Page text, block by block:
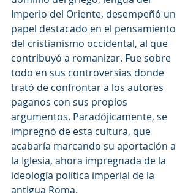
Imperio del Oriente, desempeñó un
papel destacado en el pensamiento
del cristianismo occidental, al que
contribuyó a romanizar. Fue sobre
todo en sus controversias donde
trató de confrontar a los autores
paganos con sus propios
argumentos. Paradójicamente, se
impregnó de esta cultura, que
acabaría marcando su aportación a
la Iglesia, ahora impregnada de la
ideología política imperial de la
antigua Roma.